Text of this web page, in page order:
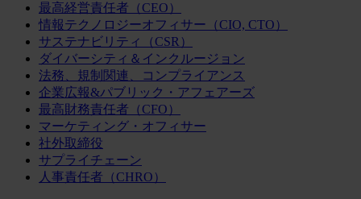
最高経営責任者（CEO）
情報テクノロジーオフィサー（CIO, CTO）
サステナビリティ（CSR）
ダイバーシティ＆インクルージョン
法務、規制関連、コンプライアンス
企業広報&パブリック・アフェアーズ
最高財務責任者（CFO）
マーケティング・オフィサー
社外取締役
サプライチェーン
人事責任者（CHRO）